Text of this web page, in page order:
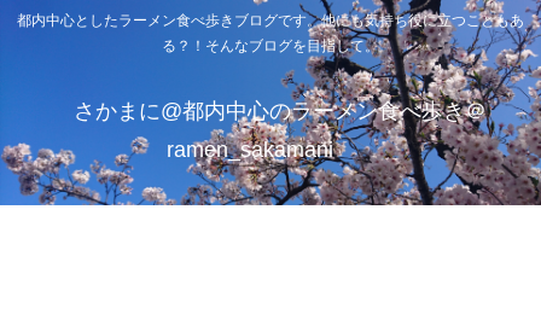
都内中心としたラーメン食べ歩きブログです。他にも気持ち役に立つこともあ
る？！そんなブログを目指して。
さかまに@都内中心のラーメン食べ歩き＠
ramen_sakamani